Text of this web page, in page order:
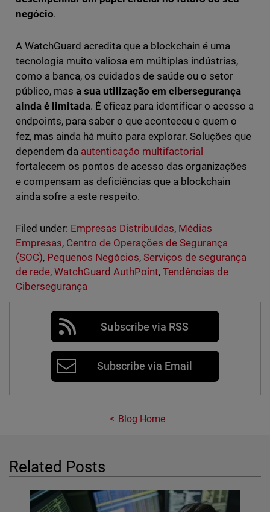
negócio.
A WatchGuard acredita que a blockchain é uma
tecnologia muito valiosa em múltiplas indústrias,
como a banca, os cuidados de saúde ou o setor
público, mas a sua utilização em cibersegurança
ainda é limitada. É eficaz para identificar o acesso a
endpoints, para saber o que aconteceu e quem o
fez, mas ainda há muito para explorar. Soluções que
dependem da autenticação multifactorial
fortalecem os pontos de acesso das organizações
e compensam as deficiências que a blockchain
ainda sofre a este respeito.
Filed under: Empresas Distribuídas, Médias
Empresas, Centro de Operações de Segurança
(SOC), Pequenos Negócios, Serviços de segurança
de rede, WatchGuard AuthPoint,Tendências de
Cibersegurança
Subscribe via RSS
Subscribe via Email
Blog Home
Related Posts